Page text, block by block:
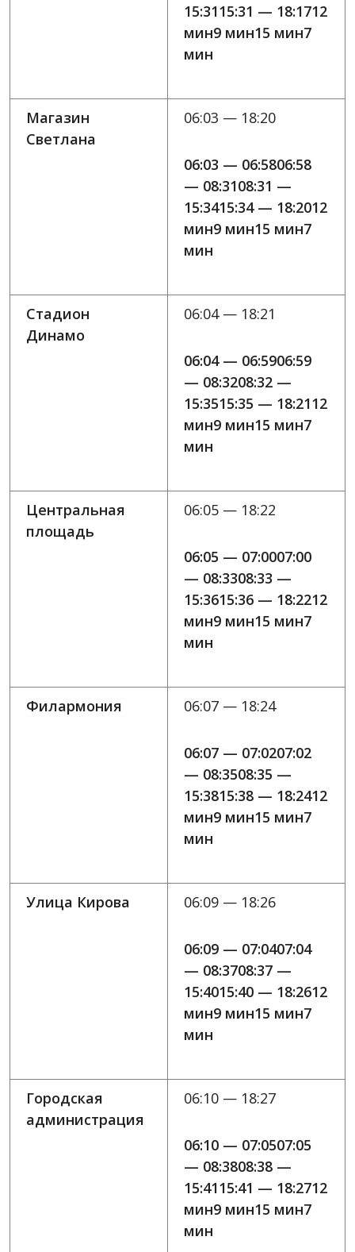
15:3115:31 — 18:1712
мин9 мин15 мин7
мин
Магазин
Светлана
06:03 — 18:20
06:03 — 06:5806:58
— 08:3108:31 —
15:3415:34 — 18:2012
мин9 мин15 мин7
мин
Стадион
Динамо
06:04 — 18:21
06:04 — 06:5906:59
— 08:3208:32 —
15:3515:35 — 18:2112
мин9 мин15 мин7
мин
Центральная
площадь
06:05 — 18:22
06:05 — 07:0007:00
— 08:3308:33 —
15:3615:36 — 18:2212
мин9 мин15 мин7
мин
Филармония 06:07 — 18:24
06:07 — 07:0207:02
— 08:3508:35 —
15:3815:38 — 18:2412
мин9 мин15 мин7
мин
Улица Кирова 06:09 — 18:26
06:09 — 07:0407:04
— 08:3708:37 —
15:4015:40 — 18:2612
мин9 мин15 мин7
мин
Городская
администрация
06:10 — 18:27
06:10 — 07:0507:05
— 08:3808:38 —
15:4115:41 — 18:2712
мин9 мин15 мин7
мин